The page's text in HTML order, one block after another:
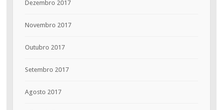
Dezembro 2017
Novembro 2017
Outubro 2017
Setembro 2017
Agosto 2017